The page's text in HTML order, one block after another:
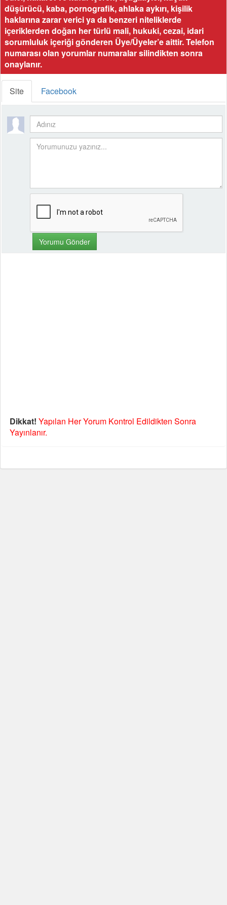
düşürücü, kaba, pornografik, ahlaka aykırı, kişilik
haklarına zarar verici ya da benzeri niteliklerde
içeriklerden doğan her türlü mali, hukuki, cezai, idari
sorumluluk içeriği gönderen Üye/Üyeler’e aittir. Telefon
numarası olan yorumlar numaralar silindikten sonra
onaylanır.
Site Facebook
Dikkat! Yapılan Her Yorum Kontrol Edildikten Sonra
Yayınlanır.